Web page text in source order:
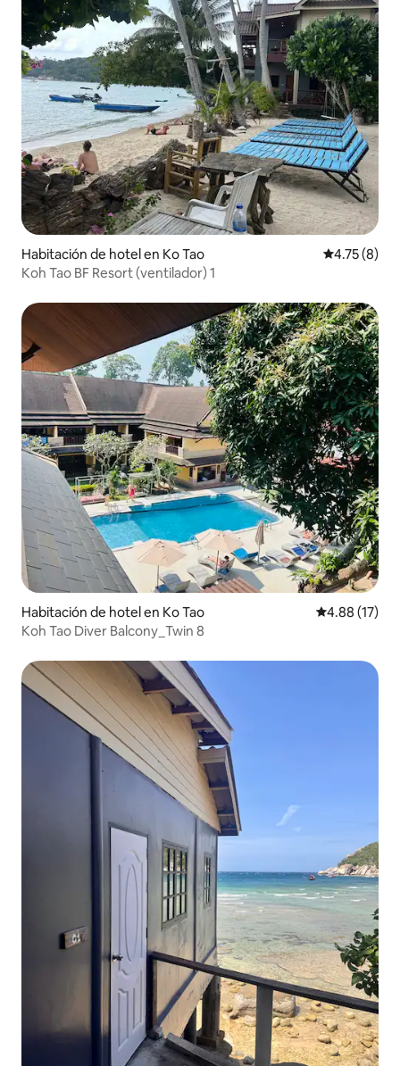
Habitación de hotel en Ko Tao Calificación
4.75 (8)
Koh Tao BF Resort (ventilador) 1
Habitación de hotel en Ko Tao Calificación
4.88 (17)
Koh Tao Diver Balcony_Twin 8